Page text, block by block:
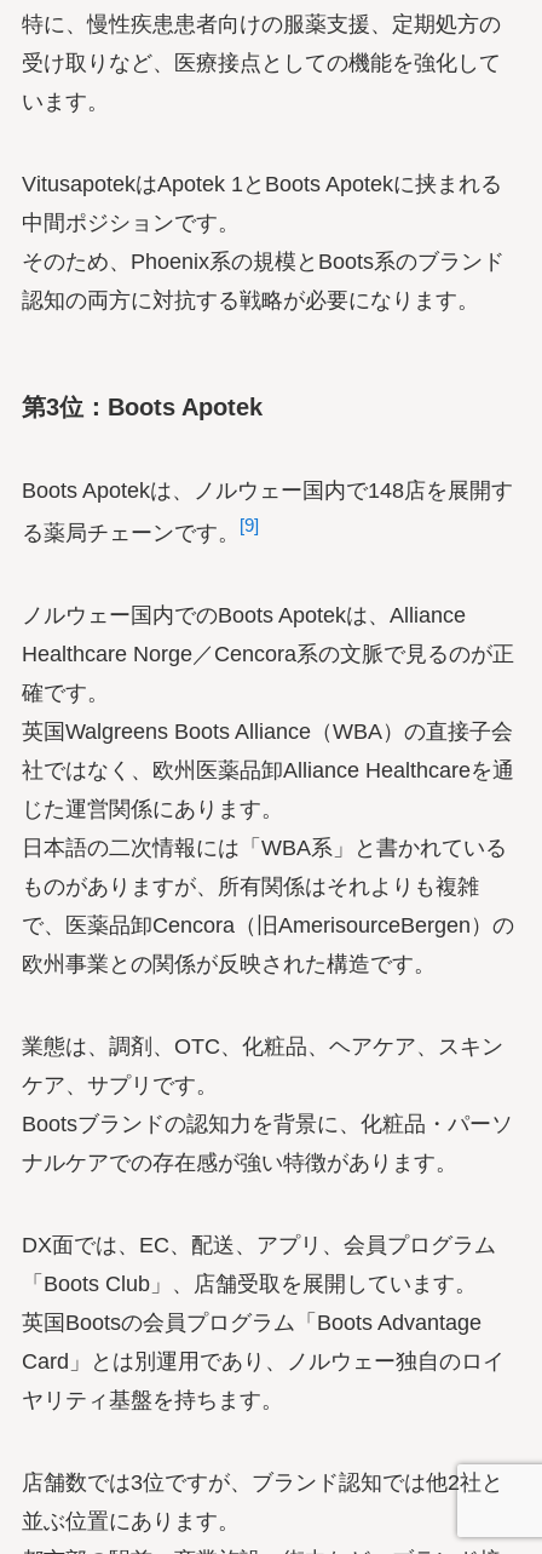
特に、慢性疾患患者向けの服薬支援、定期処方の
受け取りなど、医療接点としての機能を強化して
います。
VitusapotekはApotek 1とBoots Apotekに挟まれる
中間ポジションです。
そのため、Phoenix系の規模とBoots系のブランド
認知の両方に対抗する戦略が必要になります。
第3位：Boots Apotek
Boots Apotekは、ノルウェー国内で148店を展開す
る薬局チェーンです。
[9]
ノルウェー国内でのBoots Apotekは、Alliance
Healthcare Norge／Cencora系の文脈で見るのが正
確です。
英国Walgreens Boots Alliance（WBA）の直接子会
社ではなく、欧州医薬品卸Alliance Healthcareを通
じた運営関係にあります。
日本語の二次情報には「WBA系」と書かれている
ものがありますが、所有関係はそれよりも複雑
で、医薬品卸Cencora（旧AmerisourceBergen）の
欧州事業との関係が反映された構造です。
業態は、調剤、OTC、化粧品、ヘアケア、スキン
ケア、サプリです。
Bootsブランドの認知力を背景に、化粧品・パーソ
ナルケアでの存在感が強い特徴があります。
DX面では、EC、配送、アプリ、会員プログラム
「Boots Club」、店舗受取を展開しています。
英国Bootsの会員プログラム「Boots Advantage
Card」とは別運用であり、ノルウェー独自のロイ
ヤリティ基盤を持ちます。
店舗数では3位ですが、ブランド認知では他2社と
並ぶ位置にあります。